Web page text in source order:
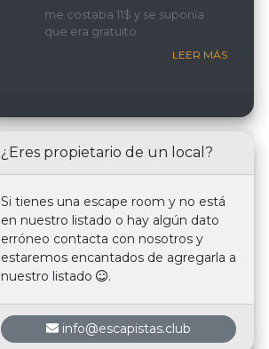
interacción constante con
nosotros.
me costaba 11$ y se suponía
que era gratuito
LEER MÁS
¿Eres propietario de un local?
Si tienes una escape room y no está
en nuestro listado o hay algún dato
erróneo contacta con nosotros y
estaremos encantados de agregarla a
nuestro listado
.
info@escapistas.club